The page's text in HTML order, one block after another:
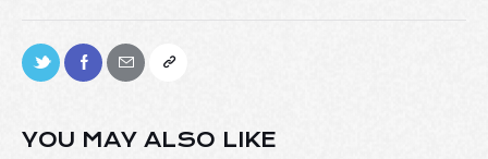
YOU MAY ALSO LIKE